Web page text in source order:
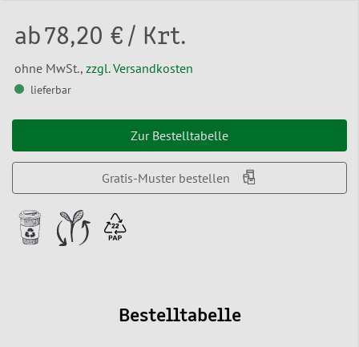
ab78,20 € / Krt.
ohne MwSt., zzgl. Versandkosten
lieferbar
Zur Bestelltabelle
Gratis-Muster bestellen
Bestelltabelle